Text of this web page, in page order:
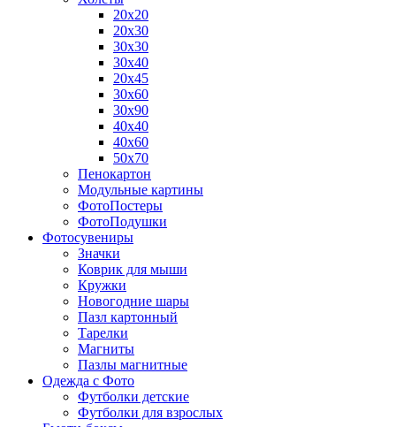
20х20
20х30
30х30
30х40
20х45
30х60
30х90
40х40
40х60
50х70
Пенокартон
Модульные картины
ФотоПостеры
ФотоПодушки
Фотоcувениры
Значки
Коврик для мыши
Кружки
Новогодние шары
Пазл картонный
Тарелки
Магниты
Пазлы магнитные
Одежда с Фото
Футболки детские
Футболки для взрослых